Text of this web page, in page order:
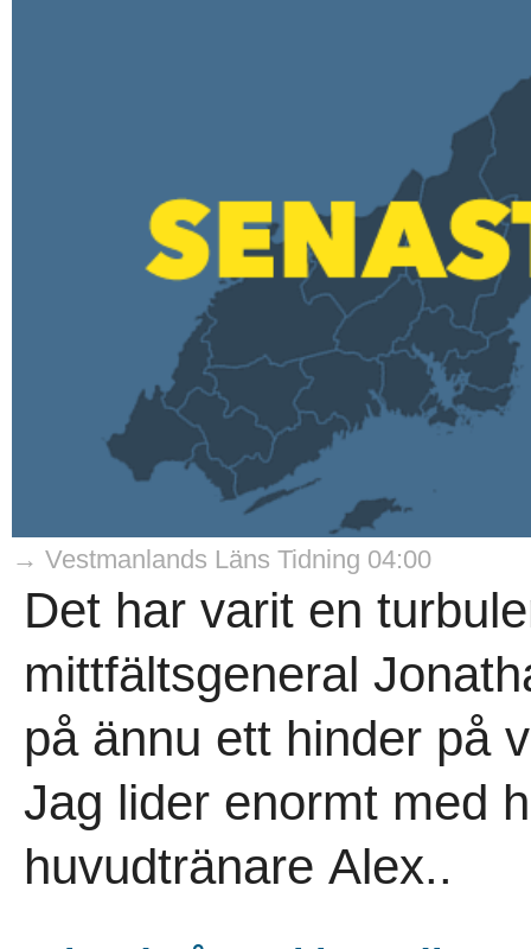
→ Vestmanlands Läns Tidning 04:00
Det har varit en
mittfältsgeneral
på ännu ett hinder på
Jag lider enormt med
huvudtränare Alex..